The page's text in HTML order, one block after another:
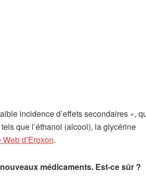
incidence d’effets secondaires »,
que l’éthanol (alcool), la glycérine
Web d’Eroxon.
médicaments. Est-ce sûr ?